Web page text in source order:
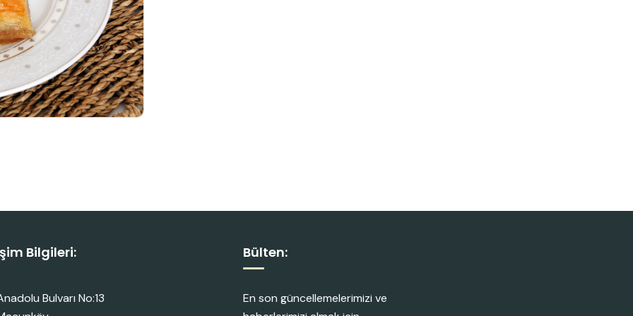
Bilgileri:
Bulvarı No:13
Bülten:
En son güncellemelerimizi ve